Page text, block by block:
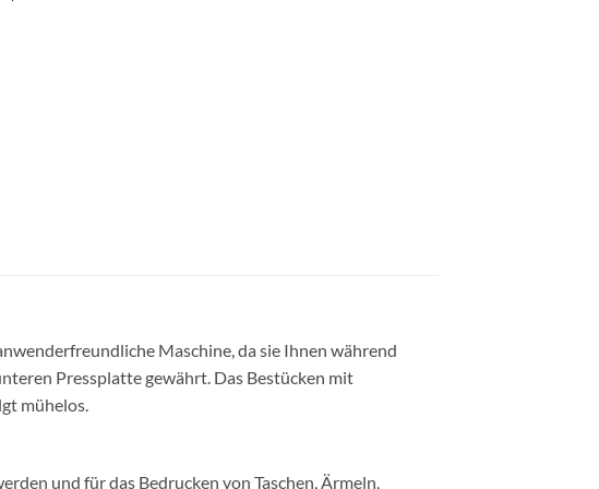
Maschine, da sie Ihnen während
Pressplatte gewährt. Das Bestücken mit
mühelos.
und für das Bedrucken von Taschen, Ärmeln,